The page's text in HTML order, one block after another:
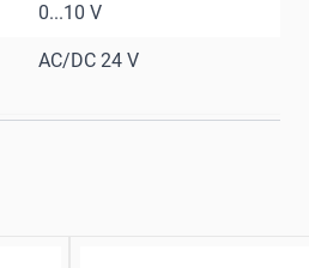
0...10 V
AC/DC 24 V